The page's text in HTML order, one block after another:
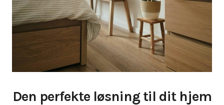
Den perfekte løsning til dit hjem